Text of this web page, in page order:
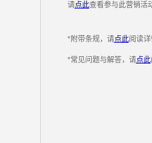
请点此查看参与此营销活
*附带条规，请点此阅读详
*常见问题与解答，请点此